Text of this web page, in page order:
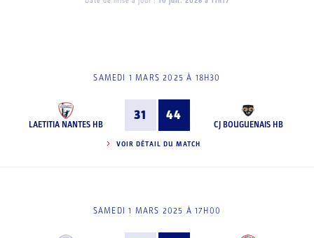
SAMEDI 1 MARS 2025 À 18H30
LAETITIA NANTES HB
31 44
CJ BOUGUENAIS HB
VOIR DÉTAIL DU MATCH
SAMEDI 1 MARS 2025 À 17H00